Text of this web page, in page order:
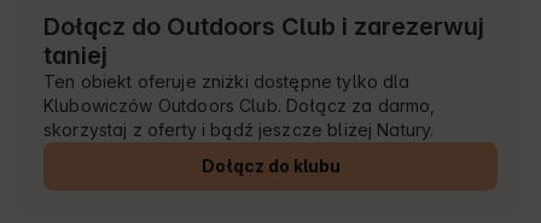
Dołącz do Outdoors Club i zarezerwuj
taniej
Ten obiekt oferuje zniżki dostępne tylko dla
Klubowiczów Outdoors Club. Dołącz za darmo,
skorzystaj z oferty i bądź jeszcze bliżej Natury.
Dołącz do klubu